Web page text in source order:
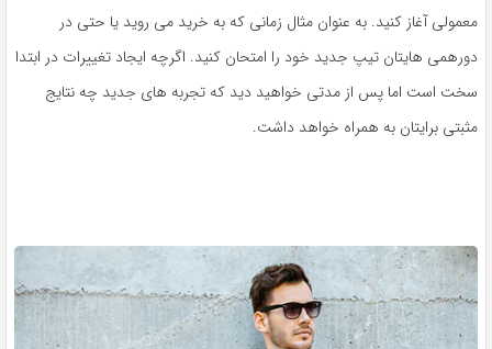
معمولی آغاز کنید. به عنوان مثال زمانی که به خرید می روید یا حتی در
دورهمی هایتان تیپ جدید خود را امتحان کنید. اگرچه ایجاد تغییرات در ابتدا
سخت است اما پس از مدتی خواهید دید که تجربه های جدید چه نتایج
مثبتی برایتان به همراه خواهد داشت.